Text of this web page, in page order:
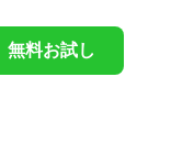
無料お試し